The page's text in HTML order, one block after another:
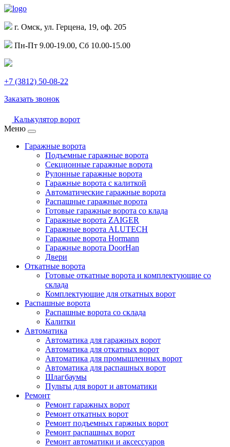
г. Омск, ул. Герцена, 19, оф. 205
Пн-Пт 9.00-19.00, Сб 10.00-15.00
+7 (3812) 50-08-22
Заказать звонок
Калькулятор ворот
Меню
Гаражные ворота
Подъемные гаражные ворота
Секционные гаражные ворота
Рулонные гаражные ворота
Гаражные ворота с калиткой
Автоматические гаражные ворота
Распашные гаражные ворота
Готовые гаражные ворота со клада
Гаражные ворота ZAIGER
Гаражные ворота ALUTECH
Гаражные ворота Hormann
Гаражные ворота DoorHan
Двери
Откатные ворота
Готовые откатные ворота и комплектующие со
склада
Комплектующие для откатных ворот
Распашные ворота
Распашные ворота со склада
Калитки
Автоматика
Автоматика для гаражных ворот
Автоматика для откатных ворот
Автоматика для промышленных ворот
Автоматика для распашных ворот
Шлагбаумы
Пульты для ворот и автоматики
Ремонт
Ремонт гаражных ворот
Ремонт откатных ворот
Ремонт подъемных гаржных ворот
Ремонт распашных ворот
Ремонт автоматики и аксессуаров